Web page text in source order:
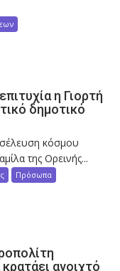
η Γιορτή
δημοτικό
κόσμου
της Ορεινής...
Πρόσωπα
ανοιχτό